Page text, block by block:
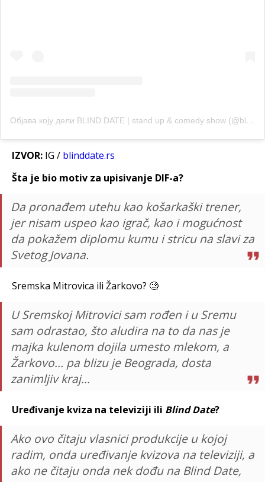
Објава коју дели BLIND DATE | stand up & comedy show (@blinddate.rs)
IZVOR: IG / blinddate.rs
Šta je bio motiv za upisivanje DIF-a?
Da pronađem utehu kao košarkaški trener,
jer nisam uspeo kao igrač, kao i mogućnost
da pokažem diplomu kumu i stricu na slavi za
Svetog Jovana.
Sremska Mitrovica ili Žarkovo? 🧐
U Sremskoj Mitrovici sam rođen i u Sremu
sam odrastao, što aludira na to da nas je
majka kulenom dojila umesto mlekom, a
Žarkovo... pa blizu je Beograda, dosta
zanimljiv kraj...
Uređivanje kviza na televiziji ili Blind Date?
Ako ovo čitaju vlasnici produkcije u kojoj
radim, onda uređivanje kvizova na televiziji, a
ako ne čitaju onda nek dođu na Blind Date,